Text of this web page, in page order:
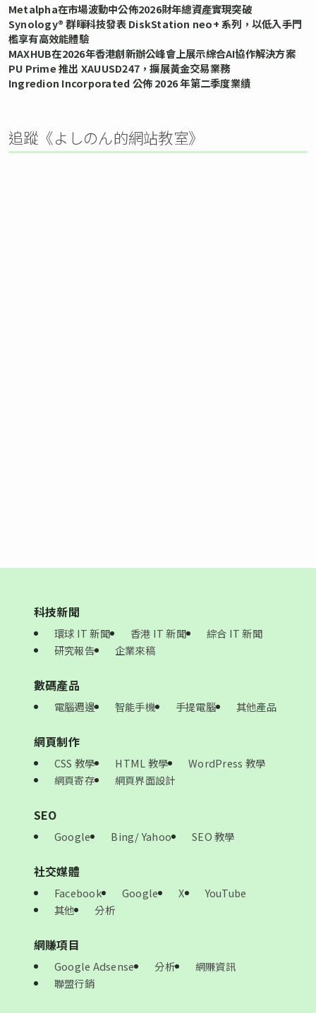
Metalpha在市場波動中公佈2026財年總資產實現突破
Synology® 群暉科技發表 DiskStation neo+ 系列，以低入手門
檻享有高效能體驗
MAXHUB在2026年香港創新辦公峰會上展示綜合AI協作解決方案
PU Prime 推出 XAUUSD247，擴展黃金交易業務
Ingredion Incorporated 公佈 2026 年第二季度業績
追蹤《よしのん的網站教室》
科技新聞
環球 IT 新聞 香港 IT 新聞
綜合 IT 新聞
研究報告
企業來稿
數碼產品
電腦週邊 智能手機 手提電腦 其他產品
網頁制作
CSS 教學 HTML 教學
WordPress 教學
網頁寄存
網頁界面設計
SEO
Google Bing/ Yahoo SEO 教學
社交媒體
Facebook Google X
YouTube
其他
分析
網賺項目
Google Adsense 分析
網賺資訊
聯盟行銷